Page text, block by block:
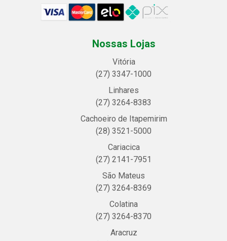
Nossas Lojas
Vitória
(27) 3347-1000
Linhares
(27) 3264-8383
Cachoeiro de Itapemirim
(28) 3521-5000
Cariacica
(27) 2141-7951
São Mateus
(27) 3264-8369
Colatina
(27) 3264-8370
Aracruz